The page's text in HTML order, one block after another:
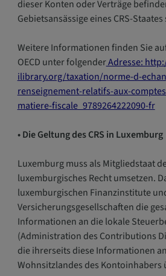
dieser Konten oder Verträge
Gebietsansässige eines CRS-
Weitere Informationen finden Sie
OECD unter folgenderAdresse:
ilibrary.org/taxation/norme-d-
renseignement-relatifs-aux-
matiere-fiscale_9789264222090-fr
• Die Geltung des CRS in Luxemburg
Luxemburg muss als Mitgliedstaat
luxemburgisches Recht umsetzen.
luxemburgischen Finanzinstitute
Versicherungsgesellschaften die
Informationen an die lokale
(Administration des Contributions
die ihrerseits diese Informationen
Wohnsitzlandes des